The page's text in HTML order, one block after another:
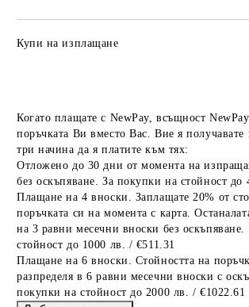
Купи на изплащане
Когато плащате с NewPay, всъщност
поръчката Ви вместо Вас. Вие я получавате
три начина да я платите към тях:
Отложено до 30 дни от момента на
без оскъпяване. За покупки на стойност до
Плащане на 4 вноски. Заплащате 20% от
поръчката си на момента с карта.
на 3 равни месечни вноски без
стойност до 1000 лв. / €511.31
Плащане на 6 вноски. Стойността на
разпределя в 6 равни месечни вноски с
покупки на стойност до 2000 лв. / €1022.61